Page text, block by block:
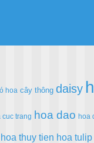
hoa cây thông daisy
cuc trang hoa dao hoa
hoa thuy tien hoa tulip